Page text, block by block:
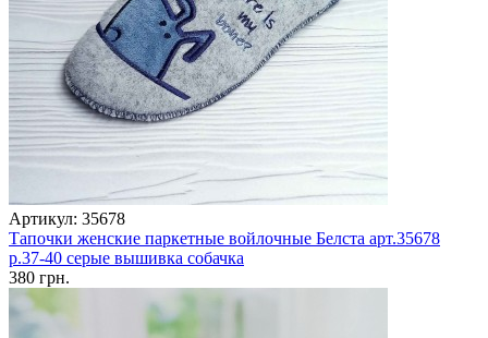
Артикул: 35678
Тапочки женские паркетные войлочные Белста арт.35678
р.37-40 серые вышивка собачка
380 грн.